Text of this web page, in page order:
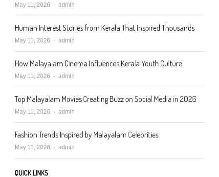
May 11, 2026 Author
admin
Human Interest Stories from Kerala That Inspired Thousands
May 11, 2026 Author
admin
How Malayalam Cinema Influences Kerala Youth Culture
May 11, 2026 Author
admin
Top Malayalam Movies Creating Buzz on Social Media in 2026
May 11, 2026 Author
admin
Fashion Trends Inspired by Malayalam Celebrities
May 11, 2026 Author
admin
QUICK LINKS